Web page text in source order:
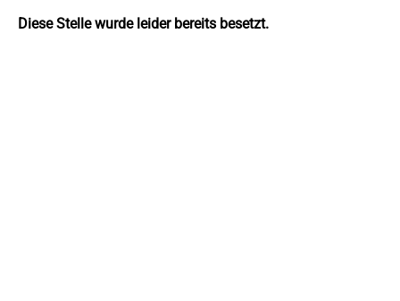
Diese Stelle wurde leider bereits besetzt.